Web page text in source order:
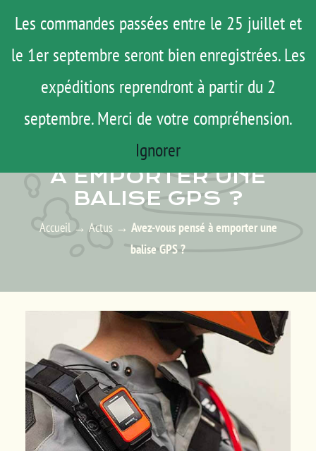
Les commandes passées entre le 25 juillet et
le 1er septembre seront bien enregistrées. Les
expéditions reprendront à partir du 2
septembre. Merci de votre compréhension.
Ignorer
contenu
Menu
ROAD TRIP
ACTUS
TESTS
AGENDA
TUTOS
ACTUS – LES ACTUALITÉS
AVEZ-VOUS PENSÉ
À EMPORTER UNE
BALISE GPS ?
Accueil→ Actus→ Avez-vous pensé à emporter une
balise GPS ?